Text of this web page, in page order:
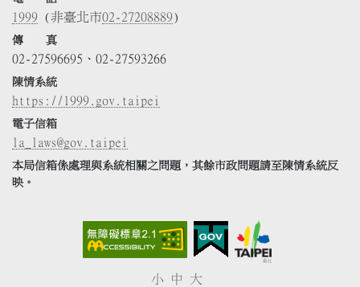
1999 (非臺北市02-27208889)
傳 真
02-27596695、02-27593266
陳情系統
https://1999.gov.taipei
電子信箱
la_laws@gov.taipei
本局信箱係處理與系統相關之問題，其餘市政問題請至陳情系統反
映。
小 中 大